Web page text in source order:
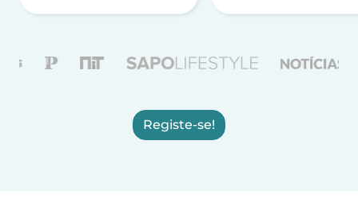
Registe-se!